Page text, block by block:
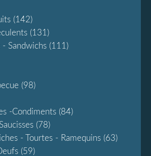
(142)
(131)
- Sandwichs (111)
(98)
-condiments (84)
(78)
- Tourtes - Ramequins (63)
(59)